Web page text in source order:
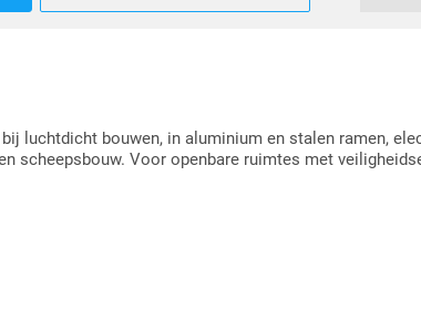
luchtdicht bouwen, in aluminium en stalen ramen,
scheepsbouw. Voor openbare ruimtes met